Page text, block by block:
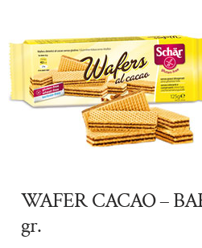
WAFER CACAO –
gr.